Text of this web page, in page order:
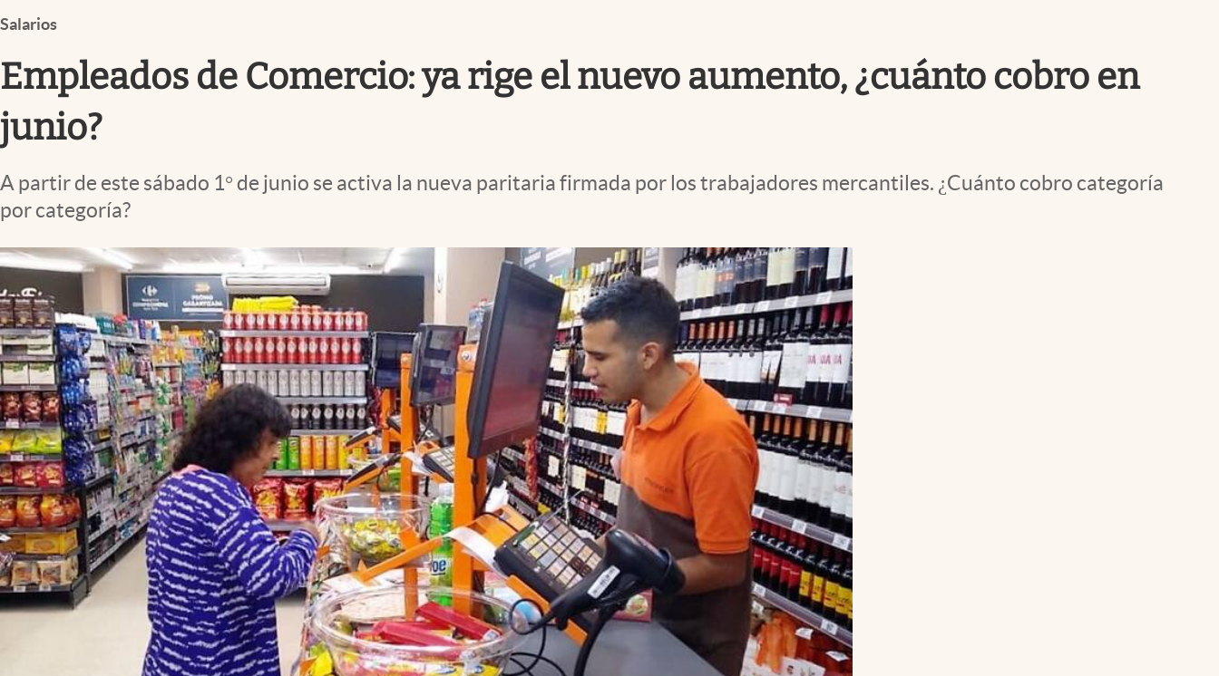
Clima
Mundial 2026
Eventos Corporativos
El Cronista Studio
Mediakit
abre en nueva pestaña
Salarios
Empleados de Comercio: ya rige el nuevo aumento, ¿cuánto cobro en
junio?
A partir de este sábado 1° de junio se activa la nueva paritaria firmada por los trabajadores mercantiles. ¿Cuánto cobro categoría
por categoría?